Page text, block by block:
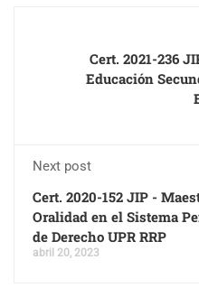
Cert. 2021-236
Educación
Next post
Cert. 2020-152 JIP -
Oralidad en el Sistema
de Derecho UPR RRP
abril 20, 2023